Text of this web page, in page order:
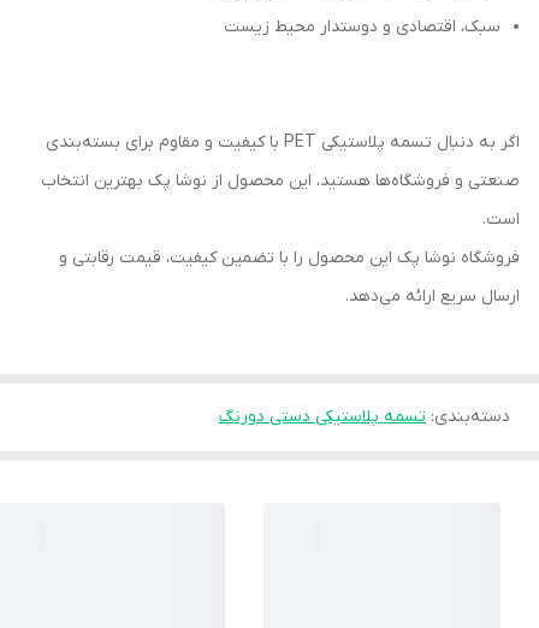
سبک، اقتصادی و دوستدار محیط زیست
اگر به دنبال تسمه پلاستیکی PET با کیفیت و مقاوم برای بسته‌بندی
صنعتی و فروشگاه‌ها هستید، این محصول از نوشا پک بهترین انتخاب
است.
فروشگاه نوشا پک این محصول را با تضمین کیفیت، قیمت رقابتی و
ارسال سریع ارائه می‌دهد.
دسته‌بندی: تسمه پلاستیکی دستی دورنگ